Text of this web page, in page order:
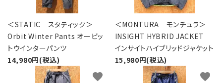
ログイン
＜STATIC スタティック＞
Orbit Winter Pants オービッ
トウインターパンツ
14,980円(税込)
＜MONTURA モンチュラ＞
INSIGHT HYBRID JACKET
インサイトハイブリッドジャケット
15,980円(税込)
favorite favorite